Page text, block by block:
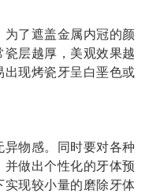
了遮盖金属内冠的颜
层越厚，美观效果越
现烤瓷牙呈白垩色或
物感。同时要对各种
做出个性化的牙体预
现较小量的磨除牙体